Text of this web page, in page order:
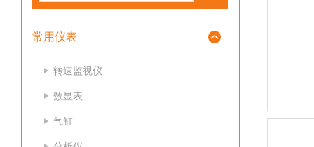
常用仪表
转速监视仪
数显表
气缸